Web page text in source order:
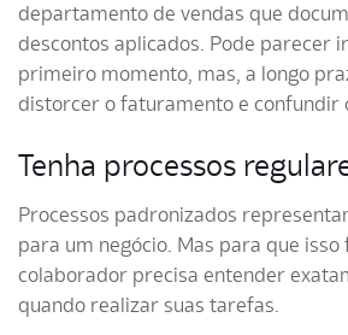
departamento de vendas que
descontos aplicados. Pode parecer
primeiro momento, mas, a longo
distorcer o faturamento e confundir
Tenha processos
Processos padronizados
para um negócio. Mas para que isso
colaborador precisa entender
quando realizar suas tarefas.